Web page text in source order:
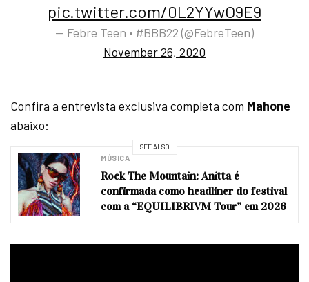
pic.twitter.com/0L2YYwO9E9
— Febre Teen • #BBB22 (@FebreTeen)
November 26, 2020
Confira a entrevista exclusiva completa com Mahone
abaixo:
SEE ALSO
MÚSICA
Rock The Mountain: Anitta é
confirmada como headliner do festival
com a “EQUILIBRIVM Tour” em 2026